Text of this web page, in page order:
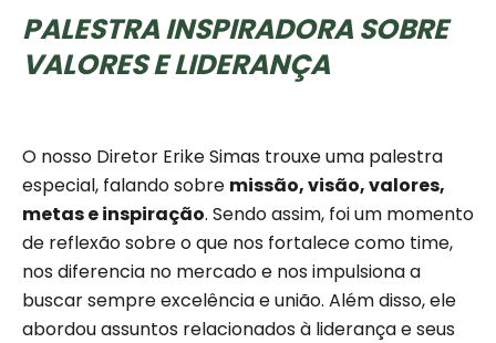
PALESTRA INSPIRADORA SOBRE
VALORES E LIDERANÇA
O nosso Diretor Erike Simas trouxe uma palestra
especial, falando sobre missão, visão, valores,
metas e inspiração. Sendo assim, foi um momento
de reflexão sobre o que nos fortalece como time,
nos diferencia no mercado e nos impulsiona a
buscar sempre excelência e união. Além disso, ele
abordou assuntos relacionados à liderança e seus